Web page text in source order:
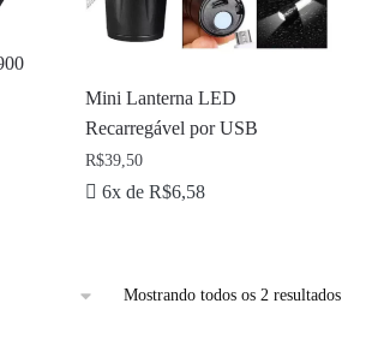
Mini Lanterna LED
Recarregável por USB
R$39,50
6x de R$6,58
Mostrando todos os 2 resultados